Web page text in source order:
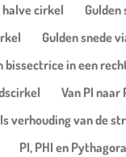
halve cirkel
Gulden snede
bissectrice in een
Van PI naar
verhouding van de
PI, PHI en